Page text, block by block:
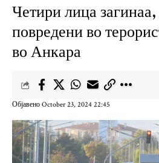
Четири лица загинаа,
повредени во
во Анкара
Објавено October 23, 2024 22:45